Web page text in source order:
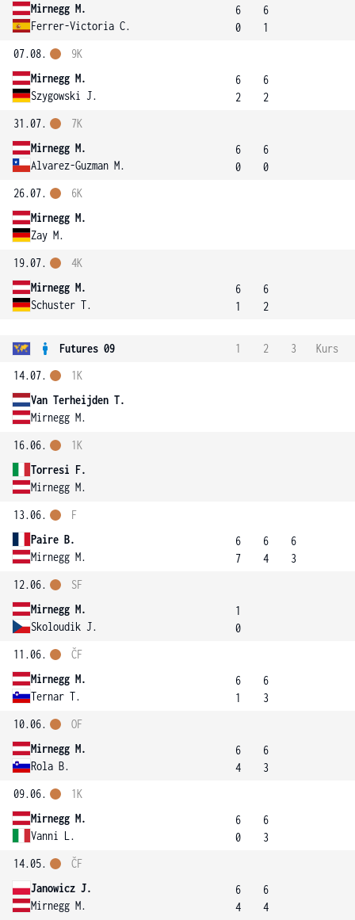
Mirnegg M.
Ferrer-Victoria C.
6
0
6
1
07.08.
Mirnegg M.
Szygowski J.
9K
6
2
6
2
31.07.
Mirnegg M.
Alvarez-Guzman M.
7K
6
0
6
0
26.07.
Mirnegg M.
Zay M.
6K
19.07.
Mirnegg M.
Schuster T.
4K
6
1
6
2
Futures 09 1 2 3
Kurs
14.07.
Van Terheijden T.
Mirnegg M.
1K
16.06.
Torresi F.
Mirnegg M.
1K
13.06.
Paire B.
Mirnegg M.
F
6
7
6
4
6
3
12.06.
Mirnegg M.
Skoloudik J.
SF
1
0
11.06.
Mirnegg M.
Ternar T.
ČF
6
1
6
3
10.06.
Mirnegg M.
Rola B.
OF
6
4
6
3
09.06.
Mirnegg M.
Vanni L.
1K
6
0
6
3
14.05.
Janowicz J.
Mirnegg M.
ČF
6
4
6
4